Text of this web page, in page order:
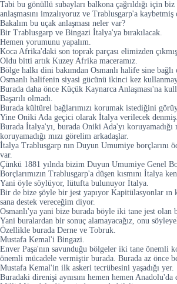
Tabi bu gönüllü subayları balkona çağrıldığı için
anlaşmasını imzalıyoruz ve Trablusgarp'a
Bakalım bu uçak anlaşması neler var?
Bir Trablusgarp ve Bingazi İtalya'ya bırakılacak.
Hemen yorumunu yapalım.
Koca Afrika'daki son toprak parçası elimizden
Oldu bitti artık Kuzey Afrika maceramız.
Bölge halkı dini bakımdan Osmanlı halife sine bağlı
Osmanlı halifenin siyasi gücünü ikinci kez
Burada daha önce Küçük Kaynarca Anlaşması'na
Başarılı olmadı.
Burada kültürel bağlarımızı korumak istediğini
Yine Oniki Ada geçici olarak İtalya verilecek denmiş.
Burada İtalya'yı, burada Oniki Ada'yı koruyamadığı
koruyamadığı mızı görelim arkadaşlar.
İtalya Trablusgarp nın Duyun Umumiye borçlarını
var.
Çünkü 1881 yılnda bizim Duyun Umumiye Genel
Borçlarımızın Trablusgarp'a düşen kısmını İtalya
Yani öyle söylüyor, lütufta bulunuyor İtalya.
Bir de bize şöyle bir jest yapıyor Kapitülasyonlar ın
sana destek vereceğim diyor.
Osmanlı'ya yani bize burada böyle iki tane jest olan
Yani buralardan bir sonuç alamayacağız, onu
Özellikle burada Derne ve Tobruk.
Mustafa Kemal'i Bingazi.
Enver Paşa'nın savunduğu bölgeler iki tane önemli
önemli mücadele vermiştir burada. Burada az önce
Mustafa Kemal'in ilk askeri tecrübesini yaşadığı yer.
Buradaki direnişi aynısını hemen hemen Anadolu'da